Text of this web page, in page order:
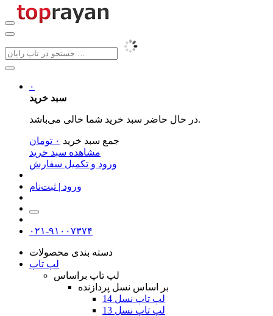
۰
سبد خرید
در حال حاضر سبد خرید شما خالی می‌باشد.
جمع سبد خرید ۰ تومان
مشاهده سبد خرید
ورود و تکمیل سفارش
ورود | ثبت‌نام
۰۲۱-۹۱۰۰۷۳۷۴
دسته بندی محصولات
لپ تاپ
لپ تاپ براساس
بر اساس نسل پردازنده
لپ تاپ نسل 14
لپ تاپ نسل 13